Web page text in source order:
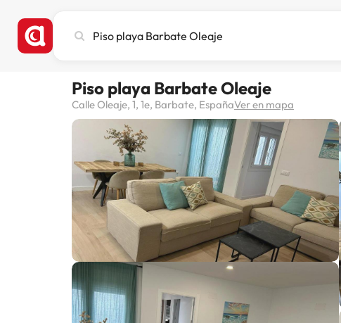
ciudad,
destino
Piso playa Barbate Oleaje
Calle Oleaje, 1, 1e, Barbate, EspañaVer en mapa